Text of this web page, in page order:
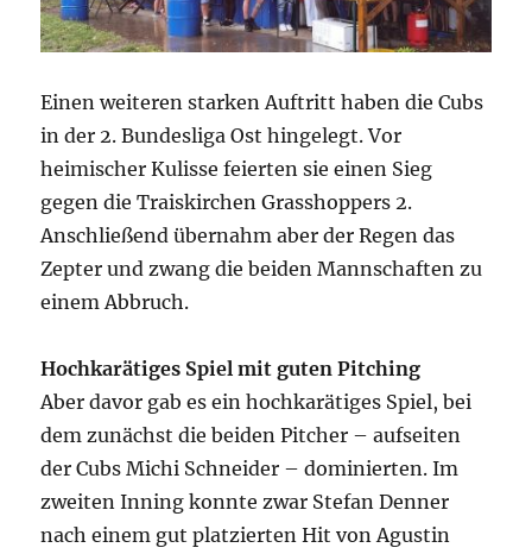
Einen weiteren starken Auftritt haben die Cubs
in der 2. Bundesliga Ost hingelegt. Vor
heimischer Kulisse feierten sie einen Sieg
gegen die Traiskirchen Grasshoppers 2.
Anschließend übernahm aber der Regen das
Zepter und zwang die beiden Mannschaften zu
einem Abbruch.
Hochkarätiges Spiel mit guten Pitching
Aber davor gab es ein hochkarätiges Spiel, bei
dem zunächst die beiden Pitcher – aufseiten
der Cubs Michi Schneider – dominierten. Im
zweiten Inning konnte zwar Stefan Denner
nach einem gut platzierten Hit von Agustin